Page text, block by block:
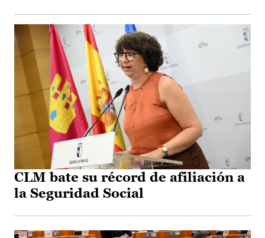
CLM bate su récord de afiliación a
la Seguridad Social